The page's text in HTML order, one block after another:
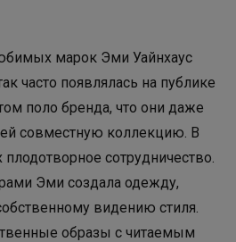
марок Эми Уайнхаус
часто появлялась на публике
поло бренда, что они даже
совместную коллекцию. В
плодотворное сотрудничество.
Эми создала одежду,
видению стиля.
образы с читаемым